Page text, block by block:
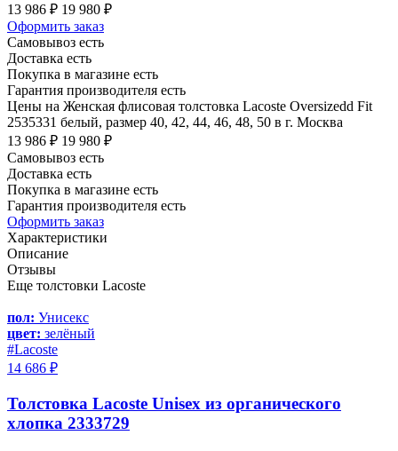
13 986 ₽ 19 980 ₽
Оформить заказ
Самовывоз есть
Доставка есть
Покупка в магазине есть
Гарантия производителя есть
Цены на Женская флисовая толстовка Lacoste Oversizedd Fit
2535331 белый, размер 40, 42, 44, 46, 48, 50 в г. Москва
13 986 ₽ 19 980 ₽
Самовывоз есть
Доставка есть
Покупка в магазине есть
Гарантия производителя есть
Оформить заказ
Характеристики
Описание
Отзывы
Еще толстовки Lacoste
пол: Унисекс
цвет: зелёный
#Lacoste
14 686 ₽
Толстовка Lacoste Unisex из органического
хлопка 2333729